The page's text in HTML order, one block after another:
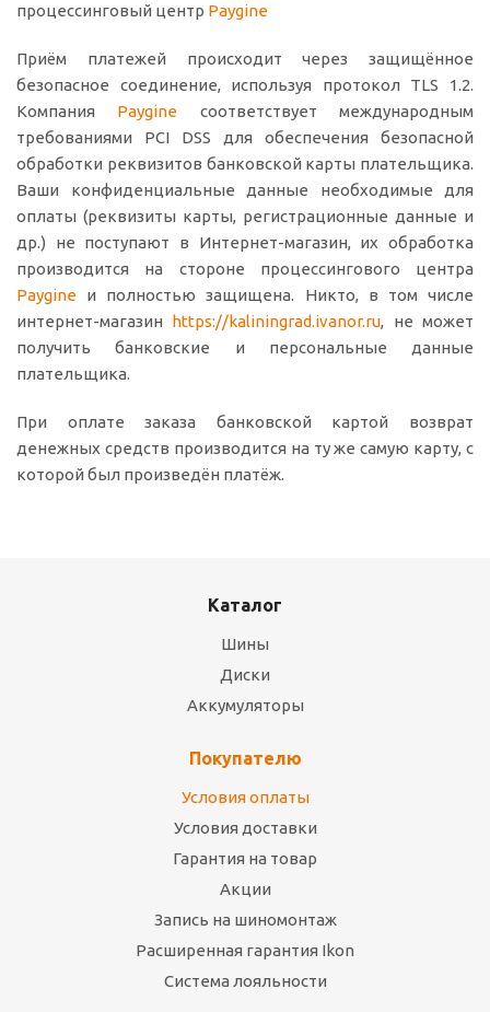
процессинговый центр Paygine
Приём платежей происходит через защищённое
безопасное соединение, используя протокол TLS 1.2.
Компания Paygine соответствует международным
требованиями PCI DSS для обеспечения безопасной
обработки реквизитов банковской карты плательщика.
Ваши конфиденциальные данные необходимые для
оплаты (реквизиты карты, регистрационные данные и
др.) не поступают в Интернет-магазин, их обработка
производится на стороне процессингового центра
Paygine и полностью защищена. Никто, в том числе
интернет-магазин https://kaliningrad.ivanor.ru, не может
получить банковские и персональные данные
плательщика.
При оплате заказа банковской картой возврат
денежных средств производится на ту же самую карту, с
которой был произведён платёж.
Каталог
Шины
Диски
Аккумуляторы
Покупателю
Условия оплаты
Условия доставки
Гарантия на товар
Акции
Запись на шиномонтаж
Расширенная гарантия Ikon
Система лояльности